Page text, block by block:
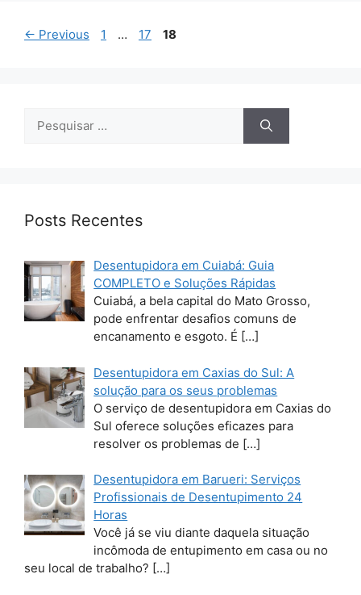
← Previous Page
1 … Page
17 Page
18
por:
Posts Recentes
Desentupidora em Cuiabá: Guia
COMPLETO e Soluções Rápidas
Cuiabá, a bela capital do Mato Grosso,
pode enfrentar desafios comuns de
encanamento e esgoto. É […]
Desentupidora em Caxias do Sul: A
solução para os seus problemas
O serviço de desentupidora em Caxias do
Sul oferece soluções eficazes para
resolver os problemas de […]
Desentupidora em Barueri: Serviços
Profissionais de Desentupimento 24
Horas
Você já se viu diante daquela situação
incômoda de entupimento em casa ou no
seu local de trabalho? […]